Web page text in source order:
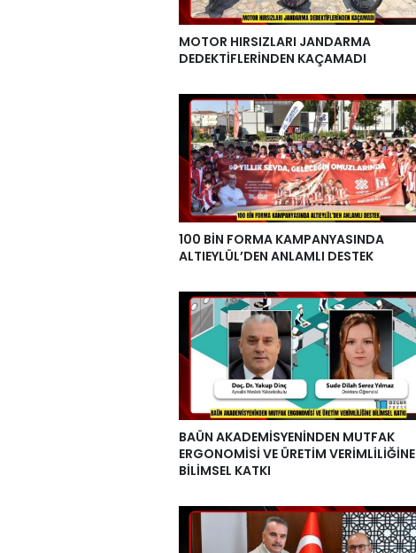
MOTOR HIRSIZLARI JANDARMA
DEDEKTİFLERİNDEN KAÇAMADI
100 BİN FORMA KAMPANYASINDA
ALTIEYLÜL’DEN ANLAMLI DESTEK
BAÜN AKADEMİSYENİNDEN MUTFAK
ERGONOMİSİ VE ÜRETİM VERİMLİLİĞİNE
BİLİMSEL KATKI